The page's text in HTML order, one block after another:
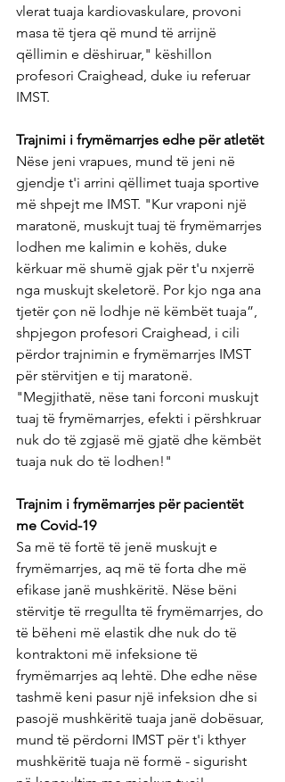
vlerat tuaja kardiovaskulare, provoni
masa të tjera që mund të arrijnë
qëllimin e dëshiruar," këshillon
profesori Craighead, duke iu referuar
IMST.
Trajnimi i frymëmarrjes edhe për atletët
Nëse jeni vrapues, mund të jeni në
gjendje t'i arrini qëllimet tuaja sportive
më shpejt me IMST. "Kur vraponi një
maratonë, muskujt tuaj të frymëmarrjes
lodhen me kalimin e kohës, duke
kërkuar më shumë gjak për t'u nxjerrë
nga muskujt skeletorë. Por kjo nga ana
tjetër çon në lodhje në këmbët tuaja”,
shpjegon profesori Craighead, i cili
përdor trajnimin e frymëmarrjes IMST
për stërvitjen e tij maratonë.
"Megjithatë, nëse tani forconi muskujt
tuaj të frymëmarrjes, efekti i përshkruar
nuk do të zgjasë më gjatë dhe këmbët
tuaja nuk do të lodhen!"
Trajnim i frymëmarrjes për pacientët
me Covid-19
Sa më të fortë të jenë muskujt e
frymëmarrjes, aq më të forta dhe më
efikase janë mushkëritë. Nëse bëni
stërvitje të rregullta të frymëmarrjes, do
të bëheni më elastik dhe nuk do të
kontraktoni më infeksione të
frymëmarrjes aq lehtë. Dhe edhe nëse
tashmë keni pasur një infeksion dhe si
pasojë mushkëritë tuaja janë dobësuar,
mund të përdorni IMST për t'i kthyer
mushkëritë tuaja në formë - sigurisht